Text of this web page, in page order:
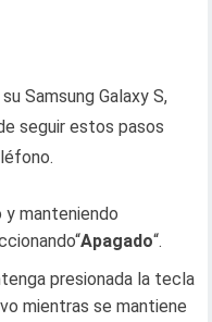
Samsung Galaxy S,
seguir estos pasos
manteniendo
Apagado“.
presionada la tecla
mientras se mantiene